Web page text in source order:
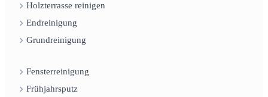
Holzterrasse reinigen
Endreinigung
Grundreinigung
Fensterreinigung
Frühjahrsputz